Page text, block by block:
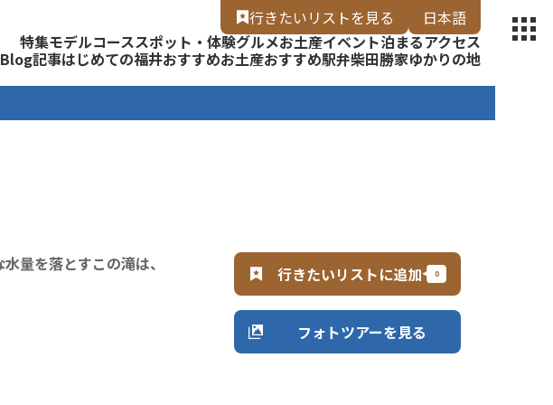
ト【福いろ】
行きたいリストを見る
日本語
English
特集モデルコーススポット・体験グルメお土産イベント泊まるアクセス
Blog記事はじめての福井おすすめお土産おすすめ駅弁柴田勝家ゆかりの地
量を落とすこの滝は、
行きたいリストに追加
フォトツアーを見る